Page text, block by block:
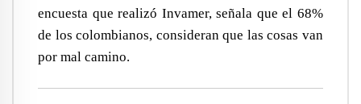
encuesta que realizó Invamer, señala que el 68%
de los colombianos, consideran que las cosas van
por mal camino.